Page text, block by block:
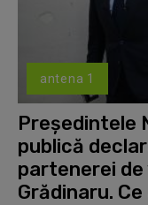
antena 1
Președintele
publică
partenerei de
Grădinaru.